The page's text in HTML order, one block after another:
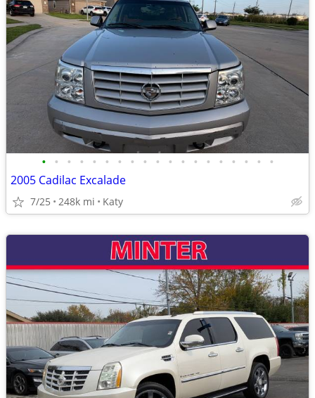
• • • • • • • • • • • • • • • • • • •
2005 Cadilac Excalade
7/25 248k mi Katy